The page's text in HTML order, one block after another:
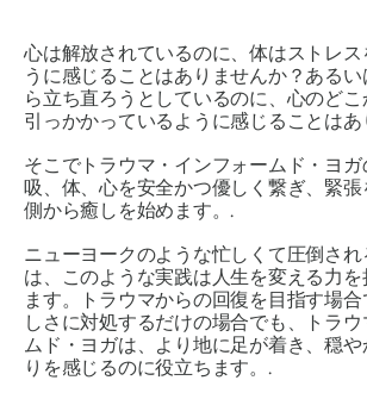
心は解放されているのに、体はストレス
うに感じることはありませんか？ある
ら立ち直ろうとしているのに、心のど
引っかかっているように感じることはあ
そこでトラウマ・インフォームド・ヨ
吸、体、心を安全かつ優しく繋ぎ、緊
側から癒しを始めます。.
ニューヨークのような忙しくて圧倒さ
は、このような実践は人生を変える力を
ます。トラウマからの回復を目指す場
しさに対処するだけの場合でも、トラ
ムド・ヨガは、より地に足が着き、穏
りを感じるのに役立ちます。.